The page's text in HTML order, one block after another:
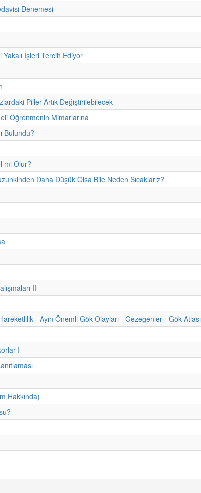
Denemesi
İşleri Tercih Ediyor
Piller Artık Değiştirilebilecek
Öğrenmenin Mimarlarına
Bulundu?
mi Olur?
Daha Düşük Olsa Bile Neden Sıcaklarız?
II
- Ayın Önemli Gök Olayları - Gezegenler - Gök Atlası
I
Hakkında)